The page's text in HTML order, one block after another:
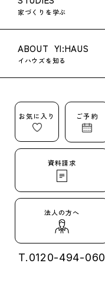
家づくりを学ぶ
ABOUT YI:HAUS
イハウズを知る
お気に入り ご予約
資料請求
法人の方へ
T.0120-494-060